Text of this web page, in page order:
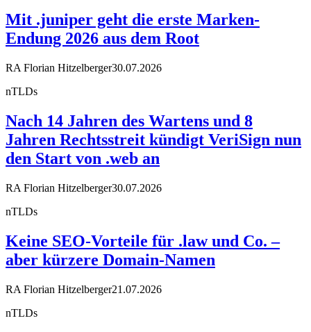
Mit .juniper geht die erste Marken-
Endung 2026 aus dem Root
RA Florian Hitzelberger30.07.2026
nTLDs
Nach 14 Jahren des Wartens und 8
Jahren Rechtsstreit kündigt VeriSign nun
den Start von .web an
RA Florian Hitzelberger30.07.2026
nTLDs
Keine SEO-Vorteile für .law und Co. –
aber kürzere Domain-Namen
RA Florian Hitzelberger21.07.2026
nTLDs